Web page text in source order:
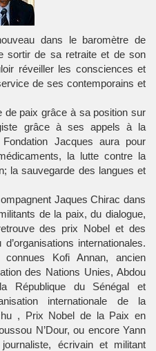
dans le baromètre de
sortir de sa retraite et de son
réveiller les consciences et
de ses contemporains et
de paix grâce à sa position sur
grâce à ses appels à la
Jacques aura pour
la lutte contre la
la sauvegarde des langues et
Jaques Chirac dans
de la paix, du dialogue,
des prix Nobel et des
internationales.
Kofi Annan, ancien
des Nations Unies, Abdou
République du Sénégal et
internationale de la
, Prix Nobel de la Paix en
N’Dour, ou encore Yann
écrivain et militant